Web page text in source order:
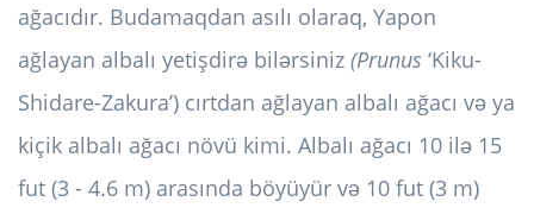
ağacıdır. Budamaqdan asılı olaraq, Yapon
ağlayan albalı yetişdirə bilərsiniz (Prunus ‘Kiku-
Shidare-Zakura’) cırtdan ağlayan albalı ağacı və ya
kiçik albalı ağacı növü kimi. Albalı ağacı 10 ilə 15
fut (3 - 4.6 m) arasında böyüyür və 10 fut (3 m)